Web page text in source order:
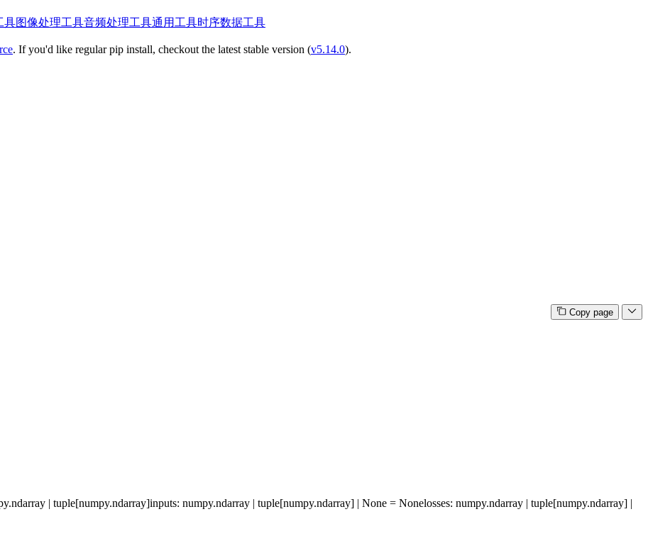
具图像处理工具音频处理工具通用工具时序数据工具
. If you'd like regular pip install, checkout the latest stable version (v5.14.0).
Copy page
| tuple[numpy.ndarray]inputs: numpy.ndarray | tuple[numpy.ndarray] | None = Nonelosses: numpy.ndarray | tuple[numpy.ndarray] |